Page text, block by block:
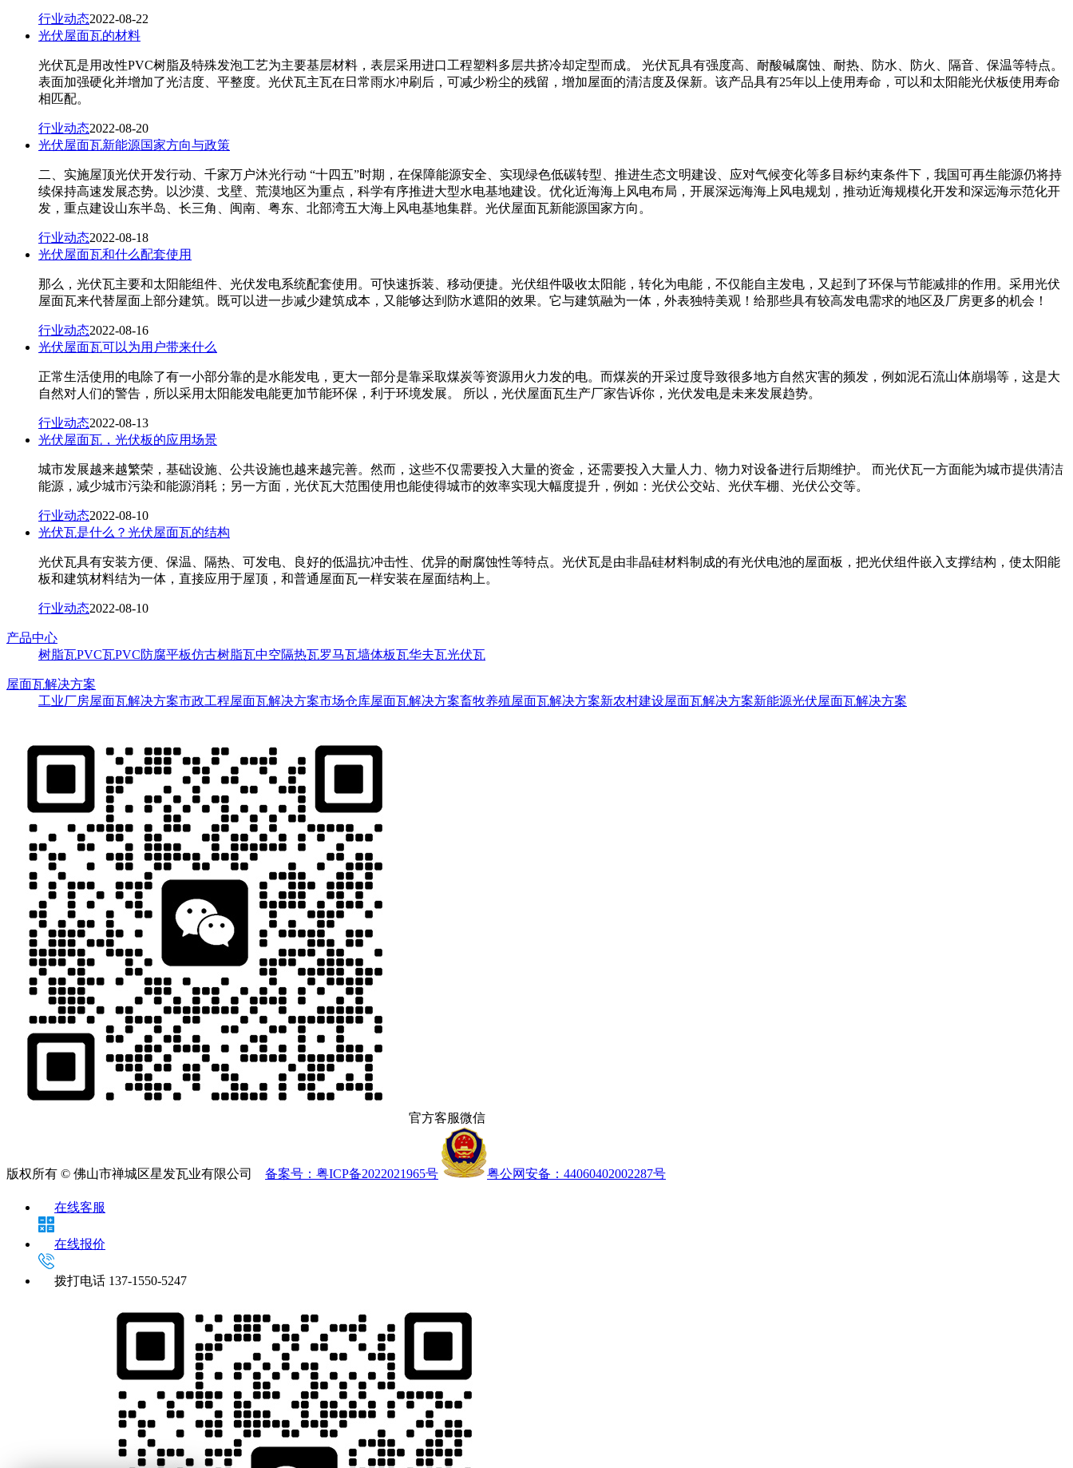
行业动态2022-08-22
光伏屋面瓦的材料
光伏瓦是用改性PVC树脂及特殊发泡工艺为主要基层材料，表层采用进口工程塑料多层共挤冷却定型而成。 光伏瓦具有强度高、耐酸碱腐蚀、耐热、防水、防火、隔音、保温等特点。
表面加强硬化并增加了光洁度、平整度。光伏瓦主瓦在日常雨水冲刷后，可减少粉尘的残留，增加屋面的清洁度及保新。该产品具有25年以上使用寿命，可以和太阳能光伏板使用寿命
相匹配。
行业动态2022-08-20
光伏屋面瓦新能源国家方向与政策
二、实施屋顶光伏开发行动、千家万户沐光行动 “十四五”时期，在保障能源安全、实现绿色低碳转型、推进生态文明建设、应对气候变化等多目标约束条件下，我国可再生能源仍将持
续保持高速发展态势。以沙漠、戈壁、荒漠地区为重点，科学有序推进大型水电基地建设。优化近海海上风电布局，开展深远海海上风电规划，推动近海规模化开发和深远海示范化开
发，重点建设山东半岛、长三角、闽南、粤东、北部湾五大海上风电基地集群。光伏屋面瓦新能源国家方向。
行业动态2022-08-18
光伏屋面瓦和什么配套使用
那么，光伏瓦主要和太阳能组件、光伏发电系统配套使用。可快速拆装、移动便捷。光伏组件吸收太阳能，转化为电能，不仅能自主发电，又起到了环保与节能减排的作用。采用光伏
屋面瓦来代替屋面上部分建筑。既可以进一步减少建筑成本，又能够达到防水遮阳的效果。它与建筑融为一体，外表独特美观！给那些具有较高发电需求的地区及厂房更多的机会！
行业动态2022-08-16
光伏屋面瓦可以为用户带来什么
正常生活使用的电除了有一小部分靠的是水能发电，更大一部分是靠采取煤炭等资源用火力发的电。而煤炭的开采过度导致很多地方自然灾害的频发，例如泥石流山体崩塌等，这是大
自然对人们的警告，所以采用太阳能发电能更加节能环保，利于环境发展。 所以，光伏屋面瓦生产厂家告诉你，光伏发电是未来发展趋势。
行业动态2022-08-13
光伏屋面瓦，光伏板的应用场景
城市发展越来越繁荣，基础设施、公共设施也越来越完善。然而，这些不仅需要投入大量的资金，还需要投入大量人力、物力对设备进行后期维护。 而光伏瓦一方面能为城市提供清洁
能源，减少城市污染和能源消耗；另一方面，光伏瓦大范围使用也能使得城市的效率实现大幅度提升，例如：光伏公交站、光伏车棚、光伏公交等。
行业动态2022-08-10
光伏瓦是什么？光伏屋面瓦的结构
光伏瓦具有安装方便、保温、隔热、可发电、良好的低温抗冲击性、优异的耐腐蚀性等特点。光伏瓦是由非晶硅材料制成的有光伏电池的屋面板，把光伏组件嵌入支撑结构，使太阳能
板和建筑材料结为一体，直接应用于屋顶，和普通屋面瓦一样安装在屋面结构上。
行业动态2022-08-10
产品中心
树脂瓦PVC瓦PVC防腐平板仿古树脂瓦中空隔热瓦罗马瓦墙体板瓦华夫瓦光伏瓦
屋面瓦解决方案
工业厂房屋面瓦解决方案市政工程屋面瓦解决方案市场仓库屋面瓦解决方案畜牧养殖屋面瓦解决方案新农村建设屋面瓦解决方案新能源光伏屋面瓦解决方案
官方客服微信
版权所有 © 佛山市禅城区星发瓦业有限公司 备案号：粤ICP备2022021965号 粤公网安备：44060402002287号
在线客服
在线报价
拨打电话 137-1550-5247